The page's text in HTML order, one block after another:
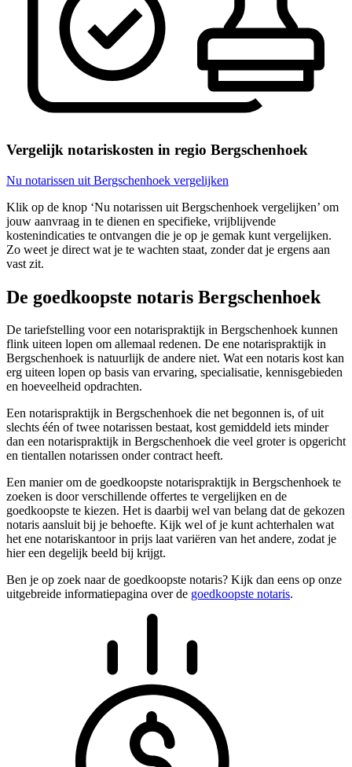
Vergelijk notariskosten in regio Bergschenhoek
Nu notarissen uit Bergschenhoek vergelijken
Klik op de knop ‘Nu notarissen uit Bergschenhoek vergelijken’ om
jouw aanvraag in te dienen en specifieke, vrijblijvende
kostenindicaties te ontvangen die je op je gemak kunt vergelijken.
Zo weet je direct wat je te wachten staat, zonder dat je ergens aan
vast zit.
De goedkoopste notaris Bergschenhoek
De tariefstelling voor een notarispraktijk in Bergschenhoek kunnen
flink uiteen lopen om allemaal redenen. De ene notarispraktijk in
Bergschenhoek is natuurlijk de andere niet. Wat een notaris kost kan
erg uiteen lopen op basis van ervaring, specialisatie, kennisgebieden
en hoeveelheid opdrachten.
Een notarispraktijk in Bergschenhoek die net begonnen is, of uit
slechts één of twee notarissen bestaat, kost gemiddeld iets minder
dan een notarispraktijk in Bergschenhoek die veel groter is opgericht
en tientallen notarissen onder contract heeft.
Een manier om de goedkoopste notarispraktijk in Bergschenhoek te
zoeken is door verschillende offertes te vergelijken en de
goedkoopste te kiezen. Het is daarbij wel van belang dat de gekozen
notaris aansluit bij je behoefte. Kijk wel of je kunt achterhalen wat
het ene notariskantoor in prijs laat variëren van het andere, zodat je
hier een degelijk beeld bij krijgt.
Ben je op zoek naar de goedkoopste notaris? Kijk dan eens op onze
uitgebreide informatiepagina over de goedkoopste notaris.